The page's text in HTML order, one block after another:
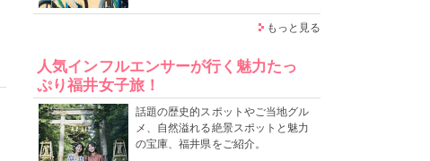
もっと見る
人気インフルエンサーが行く魅力たっ
ぷり福井女子旅！
話題の歴史的スポットやご当地グル
メ、自然溢れる絶景スポットと魅力
の宝庫、福井県をご紹介。